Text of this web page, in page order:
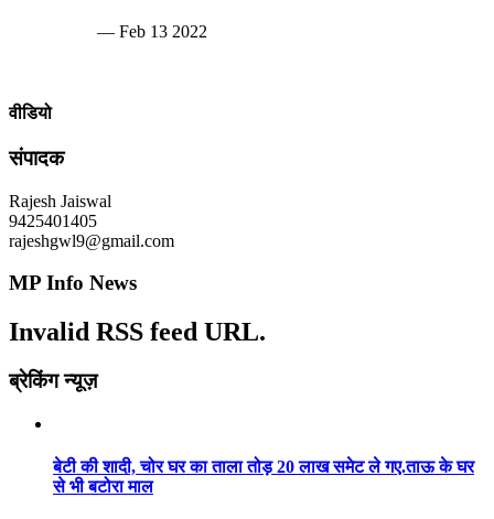
— Feb 13 2022
वीडियो
संपादक
Rajesh Jaiswal
9425401405
rajeshgwl9@gmail.com
MP Info News
Invalid RSS feed URL.
ब्रेकिंग न्यूज़
बेटी की शादी, चोर घर का ताला तोड़ 20 लाख समेट ले गए.ताऊ के घर
से भी बटोरा माल